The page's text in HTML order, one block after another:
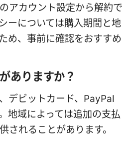
アカウント設定から解約で
ーについては購入期間と地
め、事前に確認をおすすめ
ありますか？
デビットカード、PayPal
地域によっては追加の支払
されることがあります。